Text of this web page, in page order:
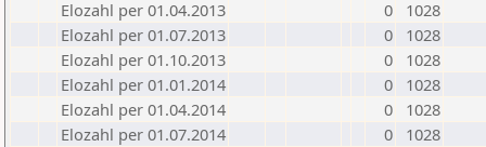
Elozahl per 01.04.2013
0
1028
Elozahl per 01.07.2013
0
1028
Elozahl per 01.10.2013
0
1028
Elozahl per 01.01.2014
0
1028
Elozahl per 01.04.2014
0
1028
Elozahl per 01.07.2014
0
1028